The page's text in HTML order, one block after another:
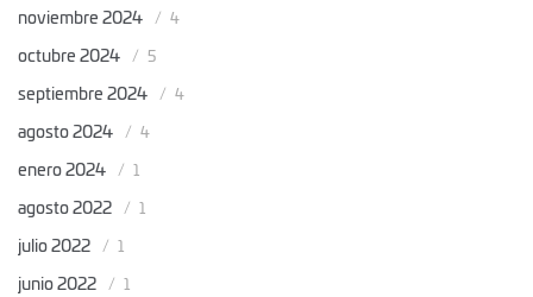
noviembre 2024 4
octubre 2024 5
septiembre 2024 4
agosto 2024 4
enero 2024
agosto 2022
julio 2022
junio 2022